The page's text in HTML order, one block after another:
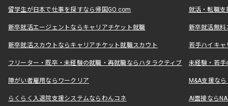
留学生が日本で仕事を探すなら帰国GO.com 就活・転職
新卒就活エージェントならキャリアチケット就職 新卒就活無料
新卒就活スカウトならキャリアチケット就職スカウト 若手ハイキ
フリーター・既卒・未経験の就職・再就職ならハタラクティブ 未経験・若手
障がい者雇用ならワークリア M&A支援な
らくらく入退院支援システムならわんコネ AI面接なら